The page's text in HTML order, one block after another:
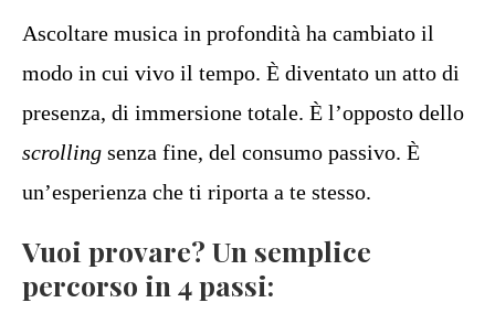
Ascoltare musica in profondità ha cambiato il
modo in cui vivo il tempo. È diventato un atto di
presenza, di immersione totale. È l’opposto dello
scrolling senza fine, del consumo passivo. È
un’esperienza che ti riporta a te stesso.
Vuoi provare? Un semplice
percorso in 4 passi: